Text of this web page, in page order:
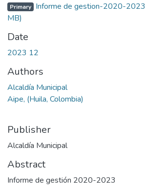
Primary Informe de gestion-2020-
MB)
Date
2023 12
Authors
Alcaldía Municipal
Aipe, (Huila, Colombia)
Publisher
Alcaldía Municipal
Abstract
Informe de gestión 2020-2023